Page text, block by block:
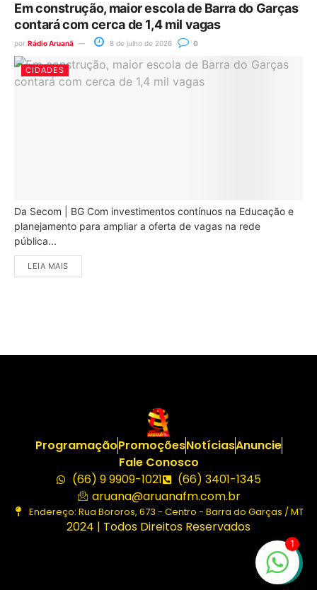
Em construção, maior escola de Barra do Garças
contará com cerca de 1,4 mil vagas
por Rádio Aruanã 8 de julho de 2026 0
CIDADES
Da Secom | BG Com investimentos contínuos na Educação e
planejamento para ampliar a oferta de vagas na rede
pública...
LEIA MAIS
ProgramaçãoPromoçõesNotíciasAnuncie
Fale Conosco
(66) 9 9909-1021
(66) 3401-1345
aruana@aruanafm.com.br
Endereço: Rua Bororos, 673 - Centro - Barra do Garças / MT
2024 | Todos Direitos Reservados
1